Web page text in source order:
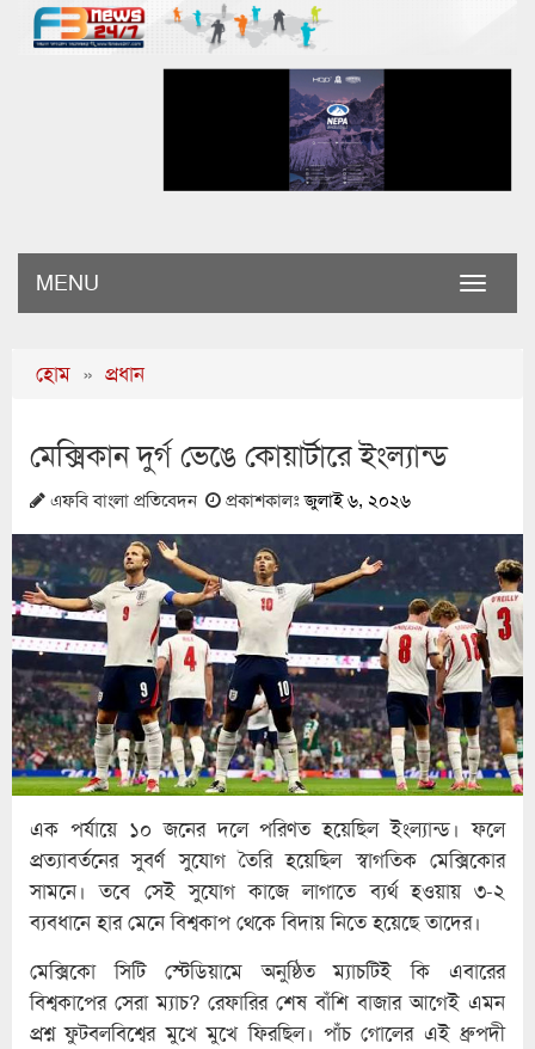
Toggle
MENU
হোম » প্রধান
মেক্সিকান দুর্গ ভেঙে কোয়ার্টারে ইংল্যান্ড
এফবি বাংলা প্রতিবেদন প্রকাশকালঃজুলাই ৬, ২০২৬
এক পর্যায়ে ১০ জনের দলে পরিণত হয়েছিল ইংল্যান্ড। ফলে
প্রত্যাবর্তনের সুবর্ণ সুযোগ তৈরি হয়েছিল স্বাগতিক মেক্সিকোর
সামনে। তবে সেই সুযোগ কাজে লাগাতে ব্যর্থ হওয়ায় ৩-২
ব্যবধানে হার মেনে বিশ্বকাপ থেকে বিদায় নিতে হয়েছে তাদের।
মেক্সিকো সিটি স্টেডিয়ামে অনুষ্ঠিত ম্যাচটিই কি এবারের
বিশ্বকাপের সেরা ম্যাচ? রেফারির শেষ বাঁশি বাজার আগেই এমন
প্রশ্ন ফুটবলবিশ্বের মুখে মুখে ফিরছিল। পাঁচ গোলের এই ধ্রুপদী